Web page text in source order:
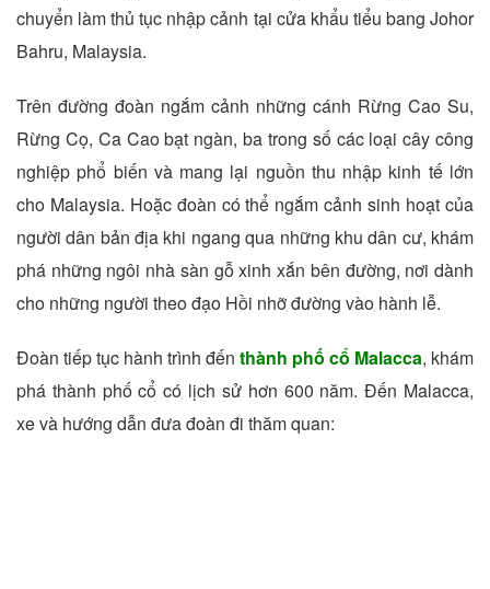
chuyển làm thủ tục nhập cảnh tại cửa khẩu tiểu bang Johor
Bahru, Malaysia.
Trên đường đoàn ngắm cảnh những cánh Rừng Cao Su,
Rừng Cọ, Ca Cao bạt ngàn, ba trong số các loại cây công
nghiệp phổ biến và mang lại nguồn thu nhập kinh tế lớn
cho Malaysia. Hoặc đoàn có thể ngắm cảnh sinh hoạt của
người dân bản địa khi ngang qua những khu dân cư, khám
phá những ngôi nhà sàn gỗ xinh xắn bên đường, nơi dành
cho những người theo đạo Hồi nhỡ đường vào hành lễ.
Đoàn tiếp tục hành trình đến thành phố cổ Malacca, khám
phá thành phố cổ có lịch sử hơn 600 năm. Đến Malacca,
xe và hướng dẫn đưa đoàn đi thăm quan: